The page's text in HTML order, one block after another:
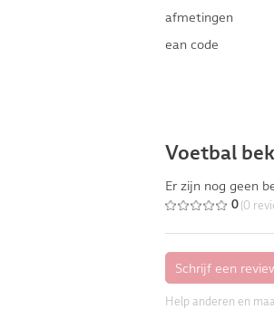
afmetingen
ean code
Voetbal
Er zijn nog geen
0 (0
Help anderen en